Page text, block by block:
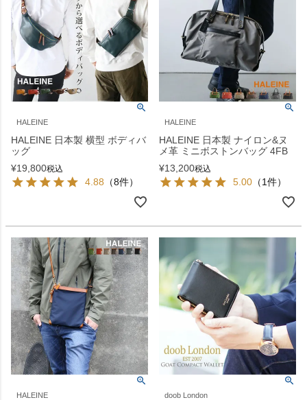
HALEINE
HALEINE 日本製 横型 ボディバ
ッグ
¥19,800税込
4.88 （8件）
HALEINE
HALEINE 日本製 ナイロン&ヌ
メ革 ミニボストンバッグ 4FB
¥13,200税込
5.00 （1件）
HALEINE
doob London